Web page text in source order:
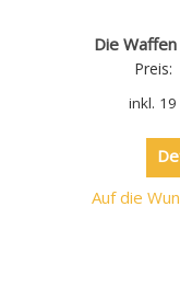
Die
Preis:
inkl. 19
Auf die